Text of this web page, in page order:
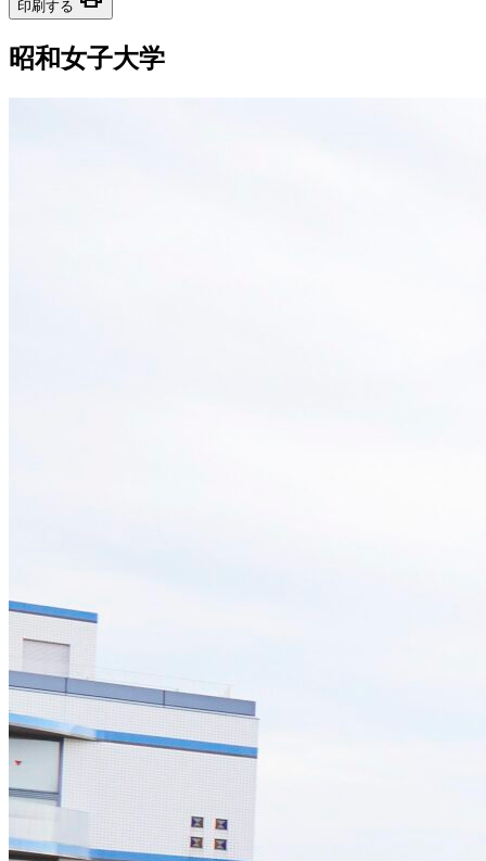
印刷する
昭和女子大学